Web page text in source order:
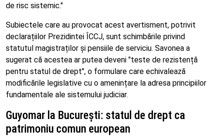
de risc sistemic."
Subiectele care au provocat acest avertisment, potrivit
declarațiilor Prezidintei ÎCCJ, sunt schimbările privind
statutul magistraților și pensiile de serviciu. Savonea a
sugerat că acestea ar putea deveni "teste de rezistență
pentru statul de drept", o formulare care echivalează
modificările legislative cu o amenințare la adresa principiilor
fundamentale ale sistemului judiciar.
Guyomar la București: statul de drept ca
patrimoniu comun european